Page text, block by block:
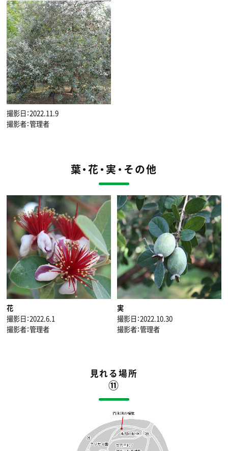
撮影日：2022.11.9
撮影者：管理者
葉・花・実・その他
花
撮影日：2022.6.1
撮影者：管理者
実
撮影日：2022.10.30
撮影者：管理者
見れる場所
⑪